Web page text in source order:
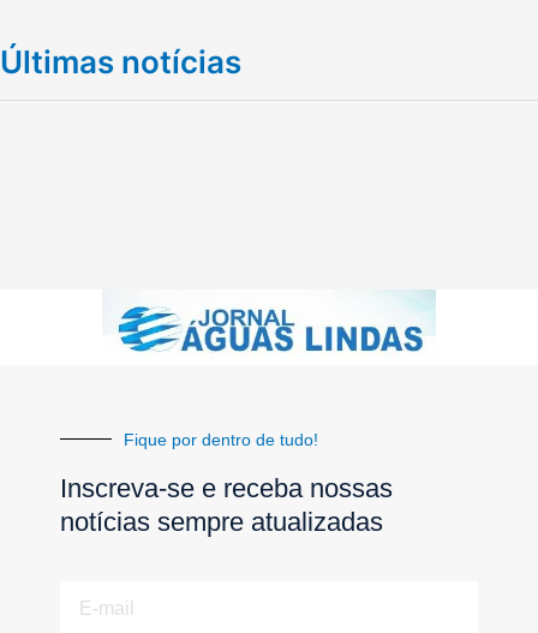
Últimas notícias
Fique por dentro de tudo!
Inscreva-se e receba nossas
notícias sempre atualizadas
mail